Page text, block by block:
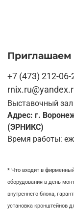
Приглашаем
+7 (473) 212-06-
Выставочный
Адрес: г.
(ЭРНИКС)
Время работы:
* Что входит в
оборудования в день
внутреннего блока,
установка кронштейнов